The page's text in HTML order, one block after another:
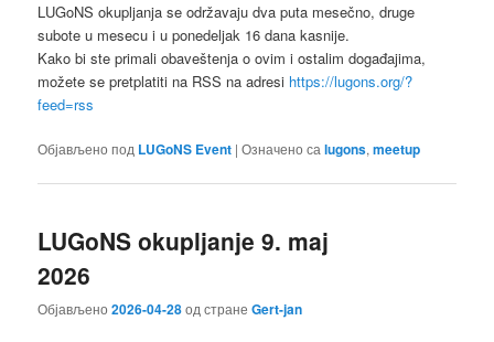
LUGoNS okupljanja se održavaju dva puta mesečno, druge
subote u mesecu i u ponedeljak 16 dana kasnije.
Kako bi ste primali obaveštenja o ovim i ostalim događajima,
možete se pretplatiti na RSS na adresi https://lugons.org/?
feed=rss
Објављено под LUGoNS Event |Означено саlugons,meetup
LUGoNS okupljanje 9. maj
2026
Објављено2026-04-28од странеGert-jan